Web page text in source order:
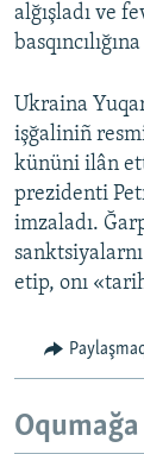
alğışladı ve
Ukraina
işğaliniñ
kününi ilân
prezidenti
imzaladı.
etip, onı